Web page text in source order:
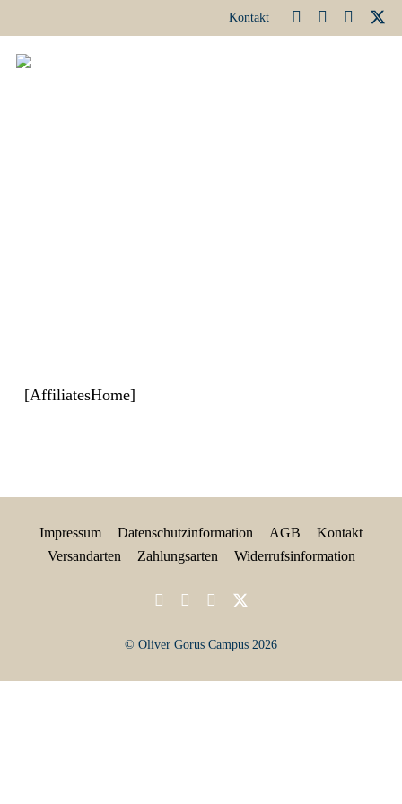
Kontakt
[AffiliatesHome]
Impressum Datenschutzinformation AGB
Kontakt
Versandarten
Zahlungsarten Widerrufsinformation
© Oliver Gorus Campus 2026